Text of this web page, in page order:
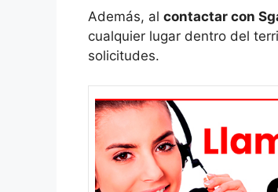
Además, al contactar con
cualquier lugar dentro del
solicitudes.